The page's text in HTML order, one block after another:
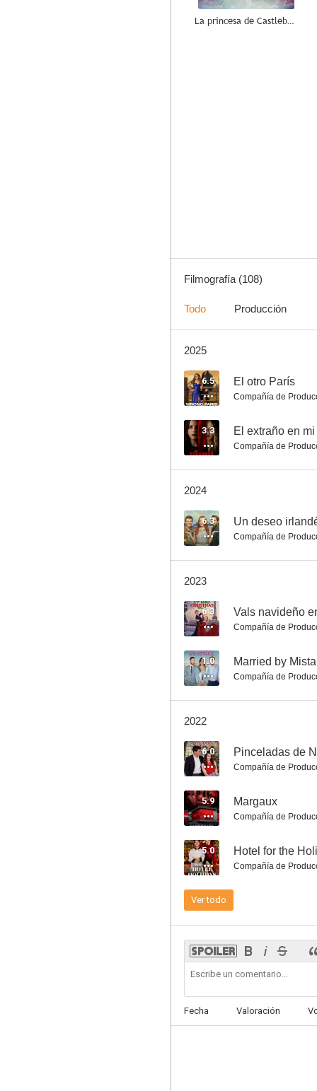
La princesa de Castlebury Hall
5.6
Herencia navideña
8.5
El regreso de un soldado
Christmas Takes Flight
Filmografía (108)
Todo Producción
2025
6.5 El otro París
Compañía de
3.3 El extraño en
Compañía de
2024
6.3 Un deseo
Compañía de
2023
6.3 Vals navideño
Compañía de
1.0 Married by
Compañía de
2022
6.0 Pinceladas de
Compañía de
5.9 Margaux
Compañía de
5.0 Hotel for the
Compañía de
Ver todo
Fecha Valoración